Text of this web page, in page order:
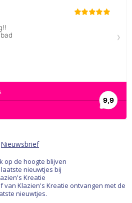
Nieuwsbrief
op de hoogte blijven
nieuwtjes bij
Kreatie
van Klazien's Kreatie ontvangen met de
nieuwtjes.